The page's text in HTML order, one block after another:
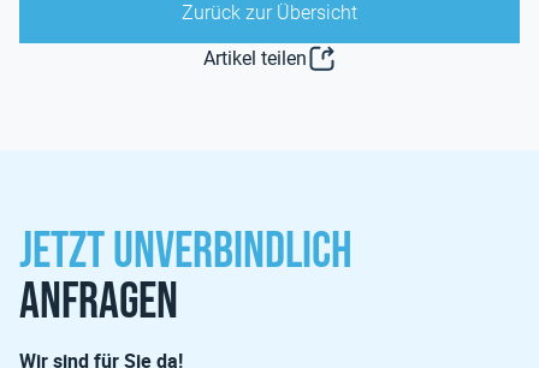
Zurück zur Übersicht
Artikel teilen
Jetzt unverbindlich
anfragen
Wir sind für Sie da!